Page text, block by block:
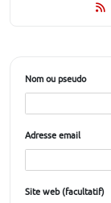
Nom ou pseudo
Adresse email
Site web (facultatif)